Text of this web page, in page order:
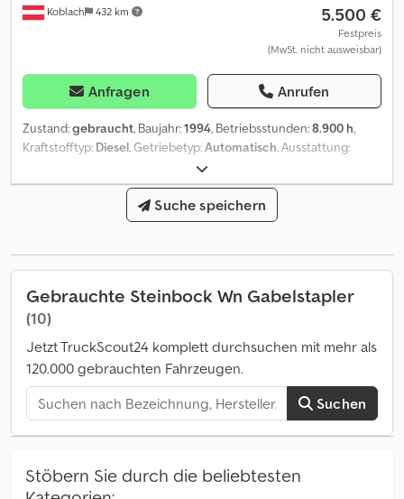
Koblach 432 km 5.500 €
Festpreis
(MwSt. nicht ausweisbar)
Anfragen Anrufen
Zustand:gebraucht, Baujahr:1994, Betriebsstunden:8.900 h,
Kraftstofftyp: Diesel, Getriebetyp:Automatisch, Ausstattung:
, * Steinbock Boss 336H MK5C 2 * Baujahr
cika 94 * Betriebstunden 9880 * sofort einsatsbereit * Guter
Zustand * Arbeitszeit von Mo bis Fr 07:30-12:00 13:00-18:00,
Samstag 07:30-17:00. Cjdpfx Ajx Ix Szsbzsrf * E-Mail: * Tel/
Suche speichern
Gebrauchte Steinbock Wn Gabelstapler
(10)
Jetzt TruckScout24 komplett durchsuchen mit mehr als
120.000 gebrauchten Fahrzeugen.
Suchen
Stöbern Sie durch die beliebtesten